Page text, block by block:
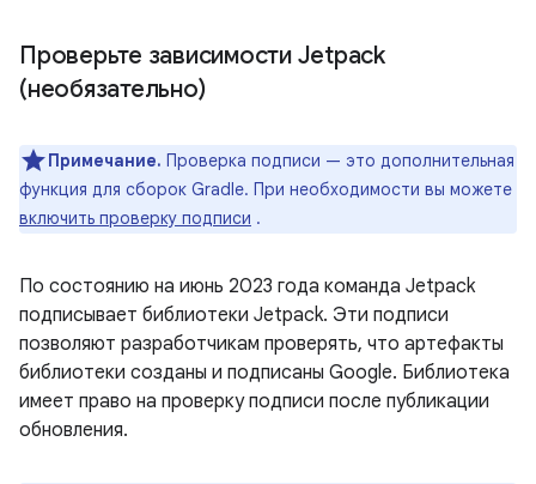
Проверьте зависимости Jetpack
(необязательно)
Примечание. Проверка подписи — это дополнительная
функция для сборок Gradle. При необходимости вы можете
включить проверку подписи .
По состоянию на июнь 2023 года команда Jetpack
подписывает библиотеки Jetpack. Эти подписи
позволяют разработчикам проверять, что артефакты
библиотеки созданы и подписаны Google. Библиотека
имеет право на проверку подписи после публикации
обновления.